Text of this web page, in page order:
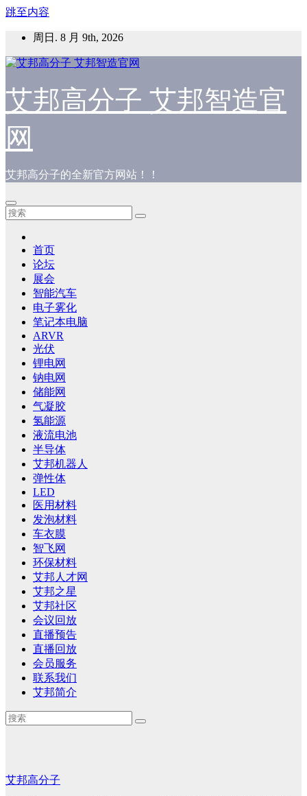
跳至内容
周日. 8 月 9th, 2026
艾邦高分子 艾邦智造官
网
艾邦高分子的全新官方网站！！
首页
论坛
展会
智能汽车
电子雾化
笔记本电脑
ARVR
光伏
锂电网
钠电网
储能网
气凝胶
氢能源
液流电池
半导体
艾邦机器人
弹性体
LED
医用材料
发泡材料
车衣膜
智飞网
环保材料
艾邦人才网
艾邦之星
艾邦社区
会议回放
直播预告
直播回放
会员服务
联系我们
艾邦简介
艾邦高分子